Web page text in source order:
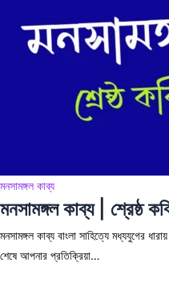
মনসামঙ্গল কাব্য
মনসামঙ্গল কাব্য | শ্রেষ্ঠ
মনসামঙ্গল কাব্য বাংলা সাহিত্যে মধ্যযুগের
শেষে আপনার প্রতিক্রিয়া…